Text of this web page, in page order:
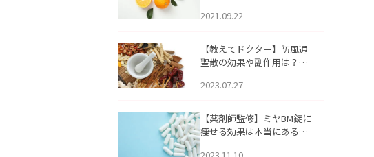
2021.09.22
【教えてドクター】防風通
聖散の効果や副作用は？長
2023.07.27
【薬剤師監修】ミヤBM錠に
痩せる効果は本当にある